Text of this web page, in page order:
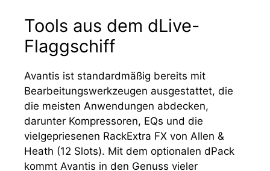
Tools aus dem dLive-
Flaggschiff
Avantis ist standardmäßig bereits mit
Bearbeitungswerkzeugen ausgestattet, die
die meisten Anwendungen abdecken,
darunter Kompressoren, EQs und die
vielgepriesenen RackExtra FX von Allen &
Heath (12 Slots). Mit dem optionalen dPack
kommt Avantis in den Genuss vieler